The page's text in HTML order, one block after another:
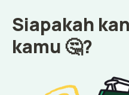
Siapakah
kamu 🤔?